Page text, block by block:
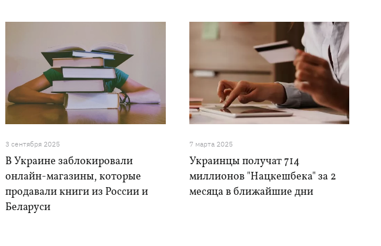
3 сентября 2025
В Украине заблокировали
онлайн-магазины, которые
продавали книги из России и
Беларуси
7 марта 2025
Украинцы получат 714
миллионов "Нацкешбека" за 2
месяца в ближайшие дни